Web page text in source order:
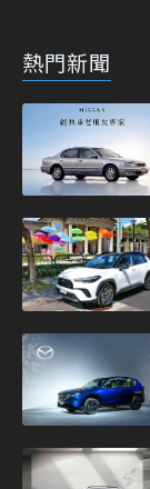
熱門新聞